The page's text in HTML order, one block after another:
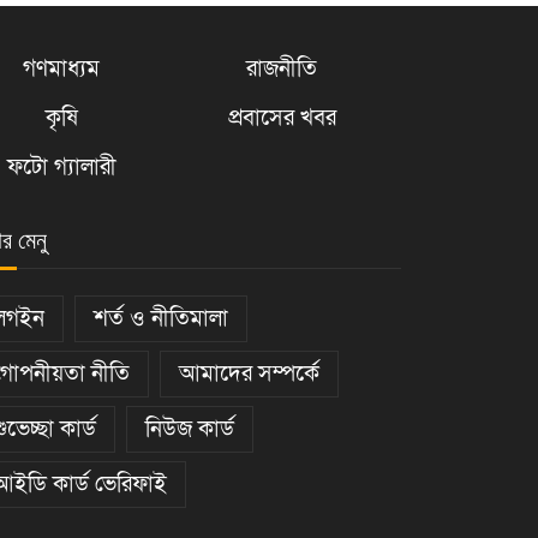
গণমাধ্যম
রাজনীতি
কৃষি
প্রবাসের খবর
ফটো গ্যালারী
মেনু
শর্ত ও নীতিমালা
নীতি
আমাদের সম্পর্কে
কার্ড
নিউজ কার্ড
কার্ড ভেরিফাই